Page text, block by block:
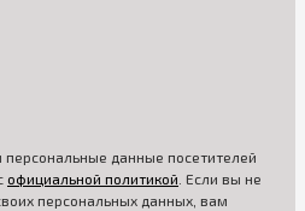
данные посетителей
официальной политикой . Если вы не
персональных данных, вам